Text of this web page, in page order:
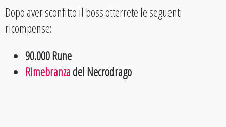
Dopo aver sconfitto il boss otterrete le seguenti
ricompense:
90.000 Rune
Rimebranzadel Necrodrago